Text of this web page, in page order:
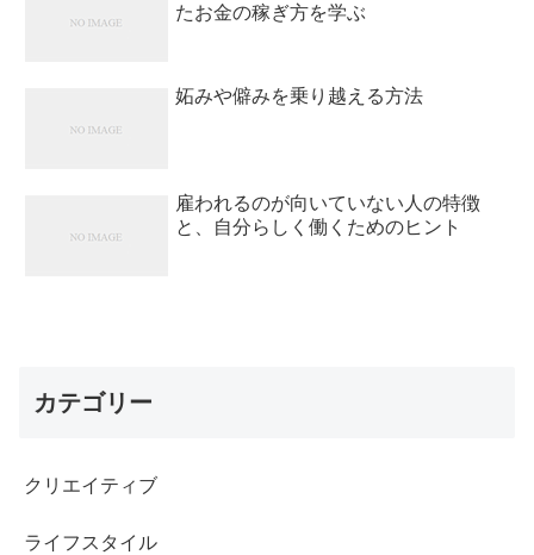
たお金の稼ぎ方を学ぶ
妬みや僻みを乗り越える方法
雇われるのが向いていない人の特徴
と、自分らしく働くためのヒント
カテゴリー
クリエイティブ
ライフスタイル